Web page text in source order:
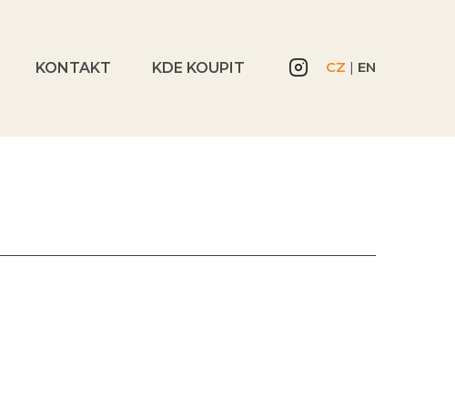
KONTAKT KDE KOUPIT CZ | EN